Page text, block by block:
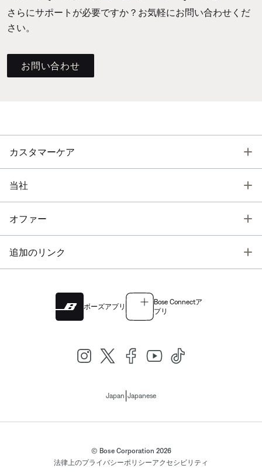
さらにサポートが必要ですか？お気軽にお問い合わせくだ
さい。
お問い合わせ
カスタマーケア
当社
オファー
追加のリンク
ボーズアプリ
Bose Connectア
プリ
Japan Japanese
© Bose Corporation 2026
法律上のプライバシーポリシーアクセシビリティ